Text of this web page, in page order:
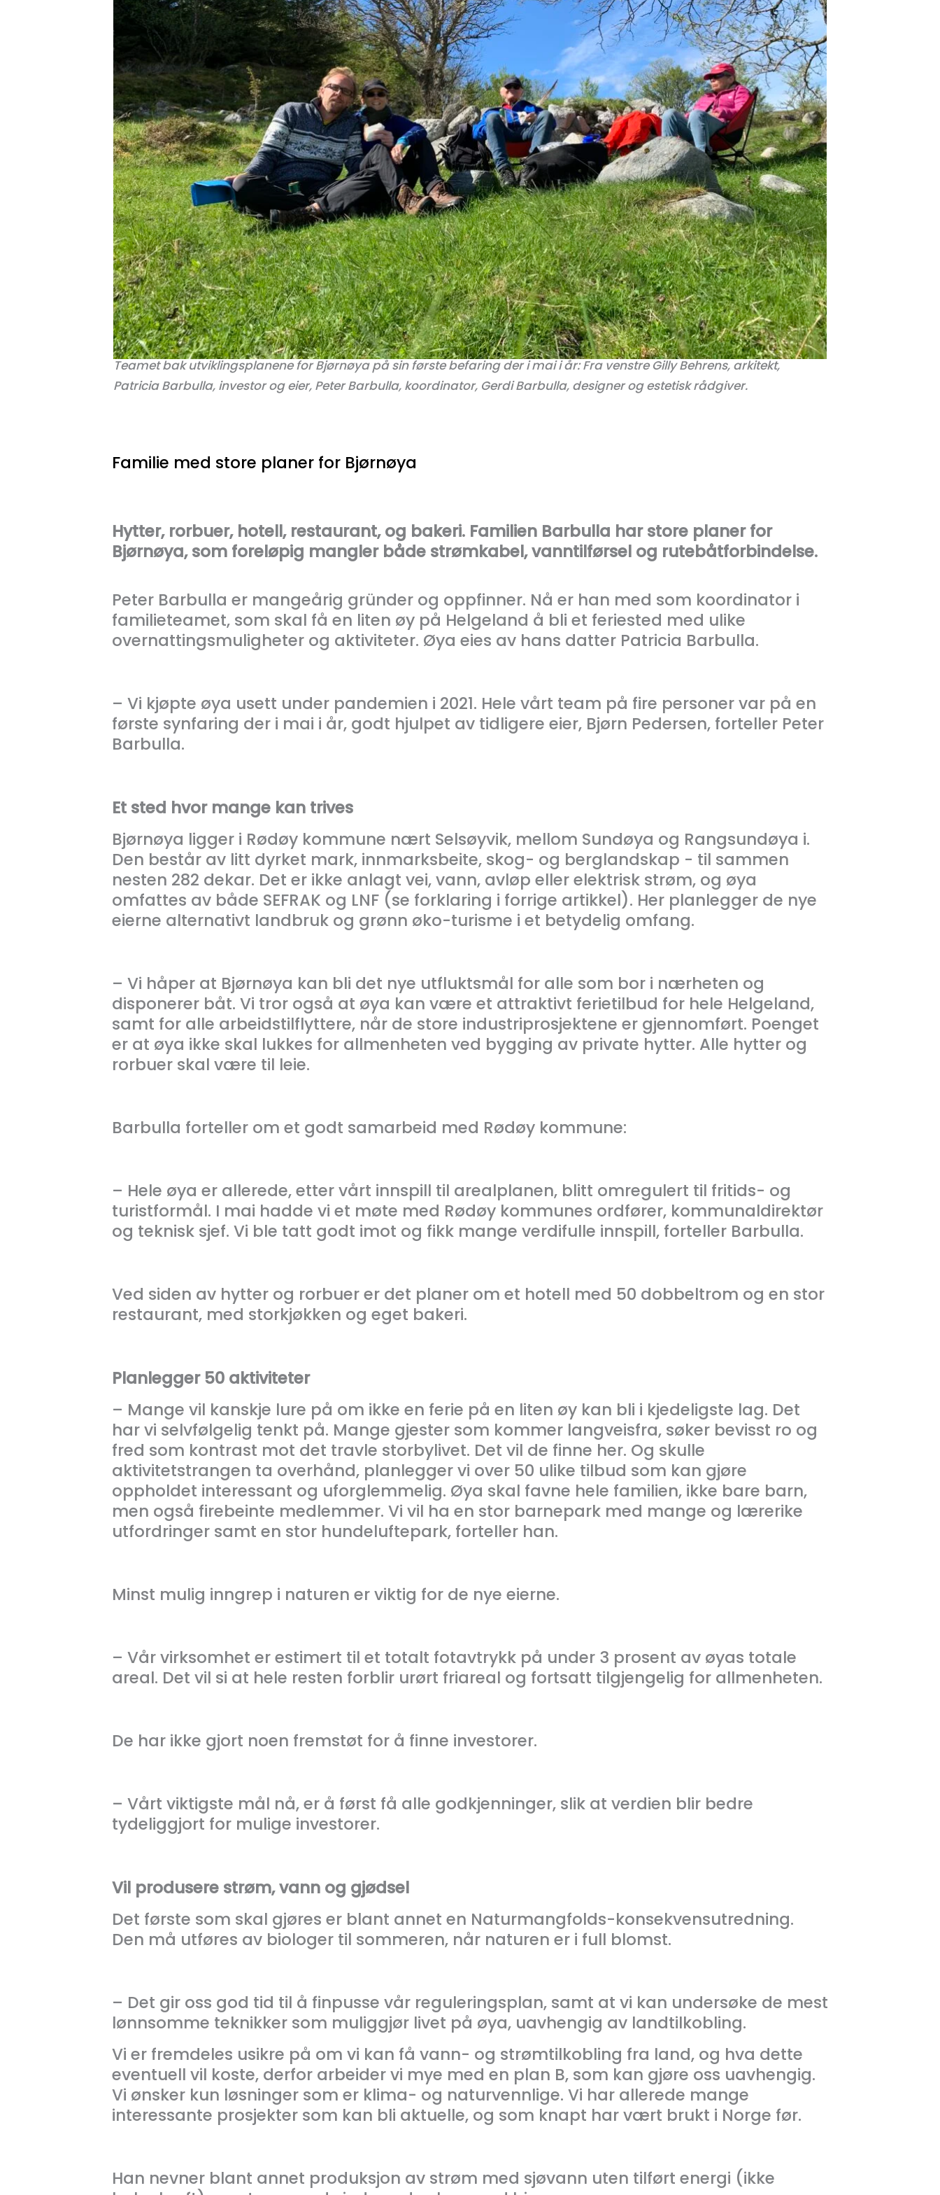
Teamet bak utviklingsplanene for Bjørnøya på sin første befaring der i mai i år: Fra venstre Gilly Behrens, arkitekt,
Patricia Barbulla, investor og eier, Peter Barbulla, koordinator, Gerdi Barbulla, designer og estetisk rådgiver.
Familie med store planer for Bjørnøya
Hytter, rorbuer, hotell, restaurant, og bakeri. Familien Barbulla har store planer for
Bjørnøya, som foreløpig mangler både strømkabel, vanntilførsel og rutebåtforbindelse.
Peter Barbulla er mangeårig gründer og oppfinner. Nå er han med som koordinator i
familieteamet, som skal få en liten øy på Helgeland å bli et feriested med ulike
overnattingsmuligheter og aktiviteter. Øya eies av hans datter Patricia Barbulla.
– Vi kjøpte øya usett under pandemien i 2021. Hele vårt team på fire personer var på en
første synfaring der i mai i år, godt hjulpet av tidligere eier, Bjørn Pedersen, forteller Peter
Barbulla.
Et sted hvor mange kan trives
Bjørnøya ligger i Rødøy kommune nært Selsøyvik, mellom Sundøya og Rangsundøya i.
Den består av litt dyrket mark, innmarksbeite, skog- og berglandskap - til sammen
nesten 282 dekar. Det er ikke anlagt vei, vann, avløp eller elektrisk strøm, og øya
omfattes av både SEFRAK og LNF (se forklaring i forrige artikkel). Her planlegger de nye
eierne alternativt landbruk og grønn øko-turisme i et betydelig omfang.
– Vi håper at Bjørnøya kan bli det nye utfluktsmål for alle som bor i nærheten og
disponerer båt. Vi tror også at øya kan være et attraktivt ferietilbud for hele Helgeland,
samt for alle arbeidstilflyttere, når de store industriprosjektene er gjennomført. Poenget
er at øya ikke skal lukkes for allmenheten ved bygging av private hytter. Alle hytter og
rorbuer skal være til leie.
Barbulla forteller om et godt samarbeid med Rødøy kommune:
– Hele øya er allerede, etter vårt innspill til arealplanen, blitt omregulert til fritids- og
turistformål. I mai hadde vi et møte med Rødøy kommunes ordfører, kommunaldirektør
og teknisk sjef. Vi ble tatt godt imot og fikk mange verdifulle innspill, forteller Barbulla.
Ved siden av hytter og rorbuer er det planer om et hotell med 50 dobbeltrom og en stor
restaurant, med storkjøkken og eget bakeri.
Planlegger 50 aktiviteter
– Mange vil kanskje lure på om ikke en ferie på en liten øy kan bli i kjedeligste lag. Det
har vi selvfølgelig tenkt på. Mange gjester som kommer langveisfra, søker bevisst ro og
fred som kontrast mot det travle storbylivet. Det vil de finne her. Og skulle
aktivitetstrangen ta overhånd, planlegger vi over 50 ulike tilbud som kan gjøre
oppholdet interessant og uforglemmelig. Øya skal favne hele familien, ikke bare barn,
men også firebeinte medlemmer. Vi vil ha en stor barnepark med mange og lærerike
utfordringer samt en stor hundeluftepark, forteller han.
Minst mulig inngrep i naturen er viktig for de nye eierne.
­­– Vår virksomhet er estimert til et totalt fotavtrykk på under 3 prosent av øyas totale
areal. Det vil si at hele resten forblir urørt friareal og fortsatt tilgjengelig for allmenheten.
De har ikke gjort noen fremstøt for å finne investorer.
– Vårt viktigste mål nå, er å først få alle godkjenninger, slik at verdien blir bedre
tydeliggjort for mulige investorer.
Vil produsere strøm, vann og gjødsel
Det første som skal gjøres er blant annet en Naturmangfolds-konsekvensutredning.
Den må utføres av biologer til sommeren, når naturen er i full blomst.
­– Det gir oss god tid til å finpusse vår reguleringsplan, samt at vi kan undersøke de mest
lønnsomme teknikker som muliggjør livet på øya, uavhengig av landtilkobling.
Vi er fremdeles usikre på om vi kan få vann- og strømtilkobling fra land, og hva dette
eventuell vil koste, derfor arbeider vi mye med en plan B, som kan gjøre oss uavhengig.
Vi ønsker kun løsninger som er klima- og naturvennlige. Vi har allerede mange
interessante prosjekter som kan bli aktuelle, og som knapt har vært brukt i Norge før.
Han nevner blant annet produksjon av strøm med sjøvann uten tilført energi (ikke